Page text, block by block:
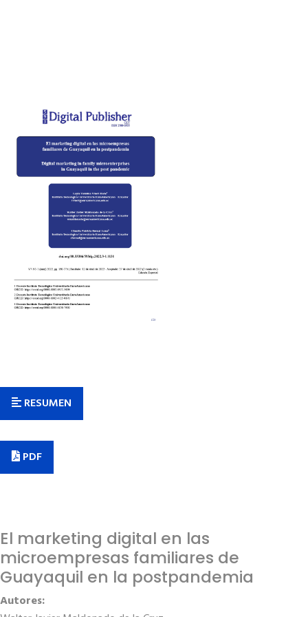
RESUMEN
PDF
El marketing digital en las
microempresas familiares de
Guayaquil en la postpandemia
Autores: